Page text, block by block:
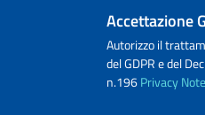
Accettazione
Autorizzo il
del GDPR e del
n.196Privacy